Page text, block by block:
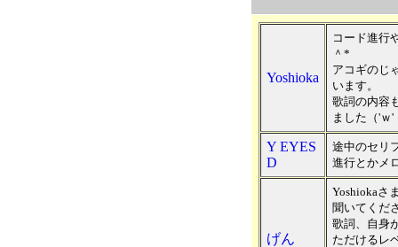
Yoshioka
コード進行
＾*
アコギのじ
います。
歌詞の内容
ました（'ｗ'
Y EYES
D
途中のセリ
進行とかメ
げん
Yoshiokaさ
聞いてくだ
歌詞、自身
ただけるレ